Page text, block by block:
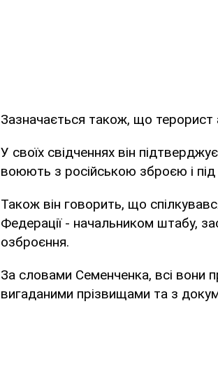
Зазначається також, що терорист
У своїх свідченнях він
воюють з російською зброєю і під
Також він говорить, що
Федерації - начальником штабу,
озброєння.
За словами Семенченка, всі вони
вигаданими прізвищами та з